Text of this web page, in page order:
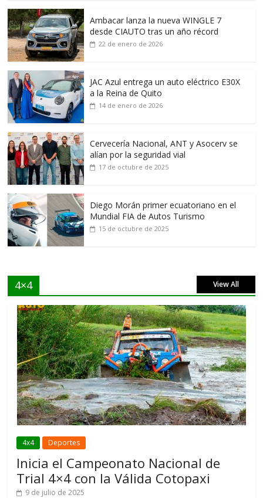
Ambacar lanza la nueva WINGLE 7
desde CIAUTO tras un año récord
22 de enero de 2026
JAC Azul entrega un auto eléctrico E30X
a la Reina de Quito
14 de enero de 2026
Cervecería Nacional, ANT y Asocerv se
alían por la seguridad vial
17 de octubre de 2025
Diego Morán primer ecuatoriano en el
Mundial FIA de Autos Turismo
15 de octubre de 2025
4×4 View All
4x4 Deportes
Inicia el Campeonato Nacional de
Trial 4×4 con la Válida Cotopaxi
9 de julio de 2025